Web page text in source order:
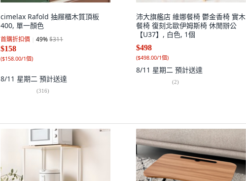
cimelax Rafold 抽屜櫃木質頂板
400, 單一顏色
首購折扣價 49%$311
$158
($158.00/1個)
8/11 星期二 預計送達
(316)
沛大旗艦店 維娜餐椅 鬱金香椅 實木
餐椅 復刻北歐伊姆斯椅 休閒辦公
【U37】, 白色, 1個
$498
($498.00/1個)
8/11 星期二 預計送達
(2)